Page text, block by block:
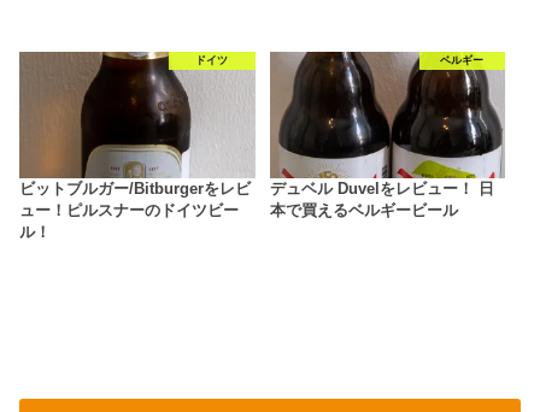
ドイツ
ビットブルガー/Bitburgerをレビ
ュー！ピルスナーのドイツビー
ル！
ベルギー
デュベル Duvelをレビュー！ 日
本で買えるベルギービール